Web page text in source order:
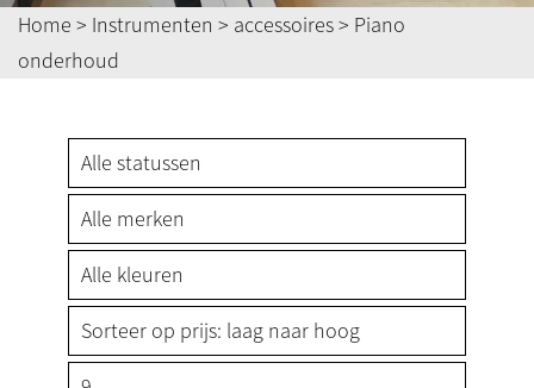
Home > Instrumenten > accessoires> Piano
onderhoud